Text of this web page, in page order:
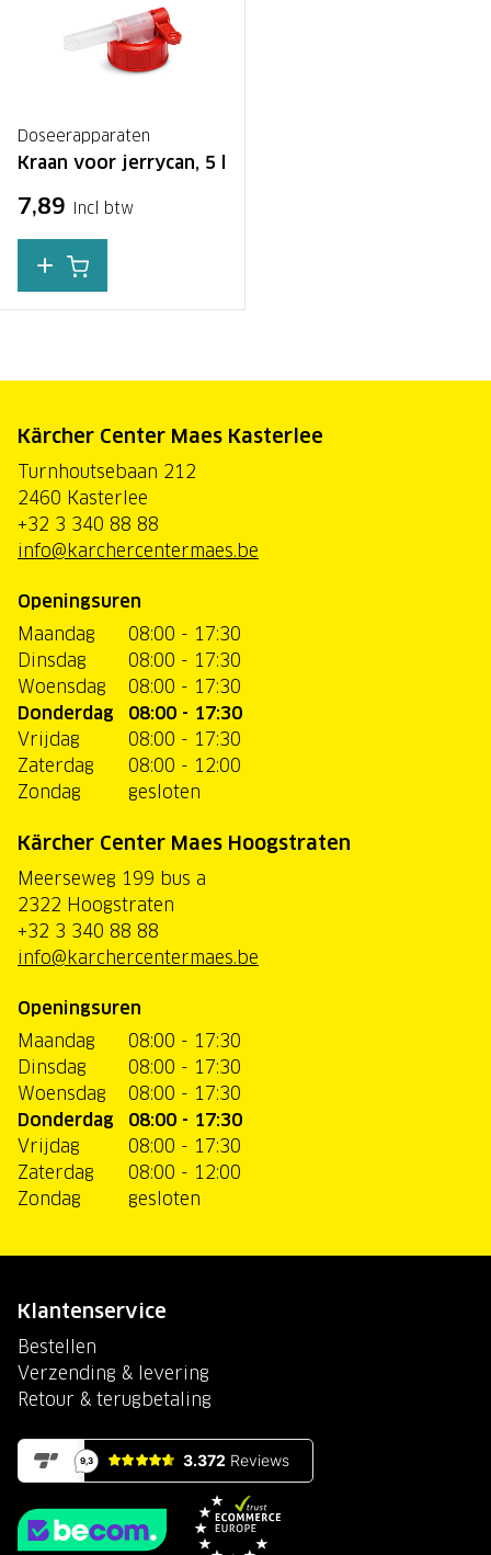
Doseerapparaten
Kraan voor jerrycan, 5 l
7,89 Incl btw
Kärcher Center Maes Kasterlee
Turnhoutsebaan 212
2460 Kasterlee
+32 3 340 88 88
info@karchercentermaes.be
Openingsuren
Maandag
08:00 - 17:30
Dinsdag
08:00 - 17:30
Woensdag
08:00 - 17:30
Donderdag
08:00 - 17:30
Vrijdag
08:00 - 17:30
Zaterdag
08:00 - 12:00
Zondag
gesloten
Kärcher Center Maes Hoogstraten
Meerseweg 199 bus a
2322 Hoogstraten
+32 3 340 88 88
info@karchercentermaes.be
Openingsuren
Maandag
08:00 - 17:30
Dinsdag
08:00 - 17:30
Woensdag
08:00 - 17:30
Donderdag
08:00 - 17:30
Vrijdag
08:00 - 17:30
Zaterdag
08:00 - 12:00
Zondag
gesloten
Klantenservice
Bestellen
Verzending & levering
Retour & terugbetaling